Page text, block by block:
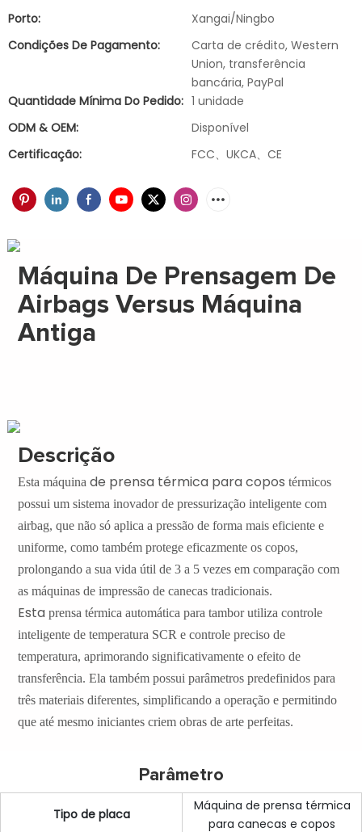
Porto:
Xangai/Ningbo
Condições De Pagamento:
Carta de crédito, Western
Union, transferência
bancária, PayPal
Quantidade Mínima Do Pedido: 1 unidade
ODM & OEM:
Disponível
Certificação:
FCC、UKCA、CE
Máquina De Prensagem De
Airbags Versus Máquina
Antiga
Descrição
Esta máquina de prensa térmica para copostérmicos
possui um sistema inovador de pressurização inteligente com
airbag, que não só aplica a pressão de forma mais eficiente e
uniforme, como também protege eficazmente os copos,
prolongando a sua vida útil de 3 a 5 vezes em comparação com
as máquinas de impressão de canecas tradicionais.
Estaprensa térmica automática para tambor utiliza controle
inteligente de temperatura SCR e controle preciso de
temperatura, aprimorando significativamente o efeito de
transferência. Ela também possui parâmetros predefinidos para
três materiais diferentes, simplificando a operação e permitindo
que até mesmo iniciantes criem obras de arte perfeitas.
Parâmetro
Tipo de placa
Máquina de prensa térmica
para canecas e copos